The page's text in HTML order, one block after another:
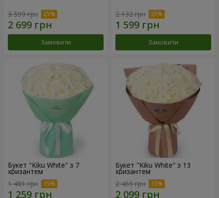
3 599 грн
Замовити
2 132 грн
Замовити
Букет "Kiku White" з 7
хризантем
1 481 грн
Букет "Kiku White" з 13
хризантем
2 469 грн